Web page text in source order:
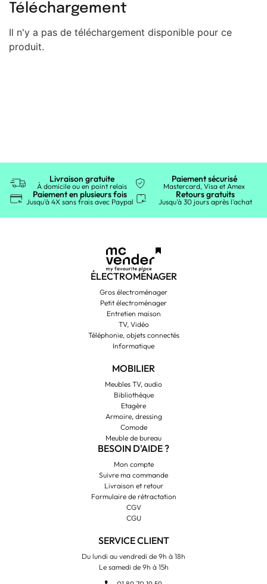
Téléchargement
Il n'y a pas de téléchargement disponible pour ce
produit.
Livraison gratuite
À domicile ou en point relais
Paiement sécurisé
Mastercard, Visa et Amex
Paiement en plusieurs fois
Jusqu'à 4X sans frais avec Paypal
Retours gratuits
Jusqu'à 30 jours après l'achat
ÉLECTROMÉNAGER
Gros électroménager
Petit électroménager
Entretien maison
TV, Vidéo
Téléphonie, objets connectés
Informatique
MOBILIER
Meubles TV, audio
Bibliothèque
Etagère
Armoire, dressing
Comode
Meuble de bureau
BESOIN D'AIDE ?
Mon compte
Suivre ma commande
Livraison et retour
Formulaire de rétractation
CGV
CGU
SERVICE CLIENT
Du lundi au vendredi de 9h à 18h
Le samedi de 9h à 15h